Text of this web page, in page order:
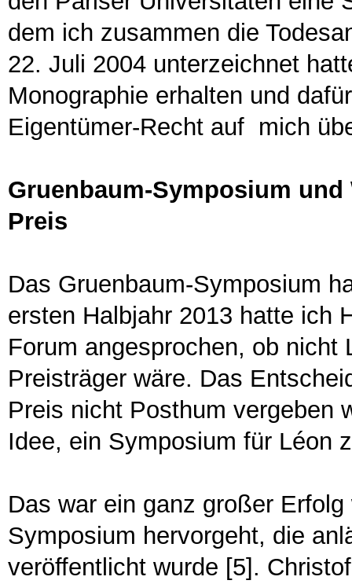
dem ich zusammen die
22. Juli 2004 unterzeichnet
Monographie erhalten und
Eigentümer-Recht auf mich
Gruenbaum-Symposium
Preis
Das Gruenbaum-Symposium
ersten Halbjahr 2013 hatte ich
Forum angesprochen, ob nicht
Preisträger wäre. Das
Preis nicht Posthum vergeben
Idee, ein Symposium für Léon
Das war ein ganz großer
Symposium hervorgeht, die
veröffentlicht wurde [5].